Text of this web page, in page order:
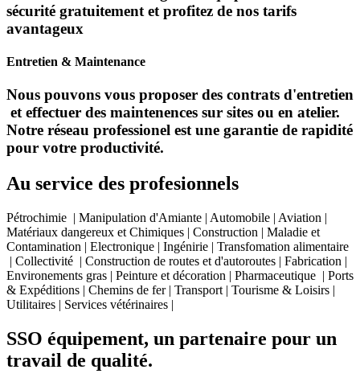
sécurité gratuitement et profitez de nos tarifs
avantageux
Entretien & Maintenance
Nous pouvons vous proposer des contrats d'entretien
et effectuer des maintenences sur sites ou en atelier.
Notre réseau professionel est une garantie de rapidité
pour votre productivité.
Au service des profesionnels
Pétrochimie | Manipulation d'Amiante | Automobile | Aviation |
Matériaux dangereux et Chimiques | Construction | Maladie et
Contamination | Electronique | Ingénirie | Transfomation alimentaire
| Collectivité | Construction de routes et d'autoroutes | Fabrication |
Environements gras | Peinture et décoration | Pharmaceutique | Ports
& Expéditions | Chemins de fer | Transport | Tourisme & Loisirs |
Utilitaires | Services vétérinaires |
SSO équipement, un partenaire pour un
travail de qualité.